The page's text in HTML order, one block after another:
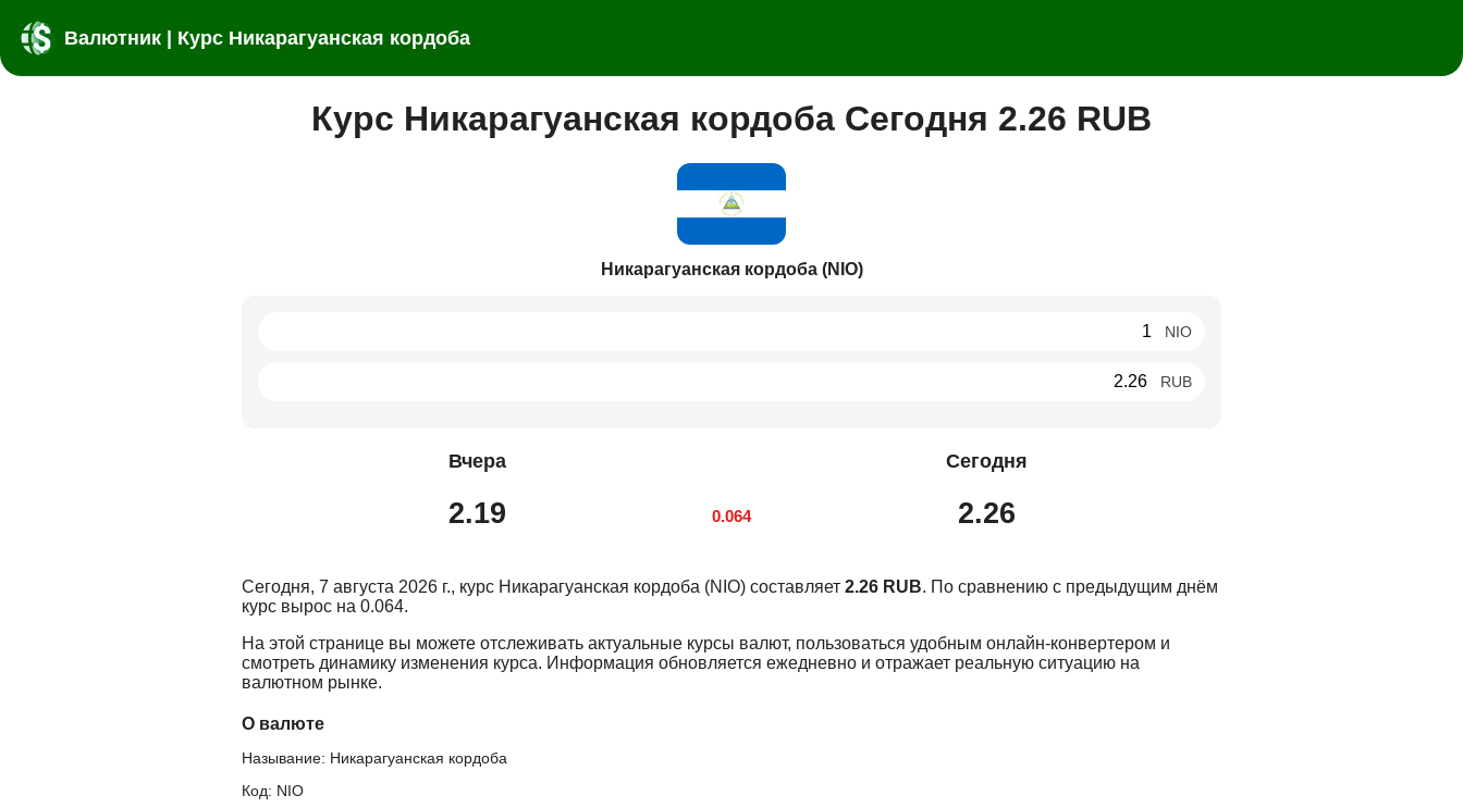
Валютник | Курс Никарагуанская кордоба
Курс Никарагуанская кордоба Сегодня 2.26 RUB
Никарагуанская кордоба (NIO)
NIO
RUB
Вчера
2.19 0.064
Сегодня
2.26
Сегодня, 7 августа 2026 г., курс Никарагуанская кордоба (NIO) составляет 2.26 RUB. По сравнению с предыдущим днём
курс вырос на 0.064.
На этой странице вы можете отслеживать актуальные курсы валют, пользоваться удобным онлайн-конвертером и
смотреть динамику изменения курса. Информация обновляется ежедневно и отражает реальную ситуацию на
валютном рынке.
О валюте
Называние: Никарагуанская кордоба
Код: NIO